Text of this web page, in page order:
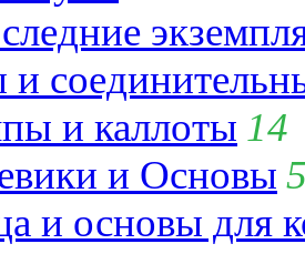
и каллоты 14
и Основы
и основы для